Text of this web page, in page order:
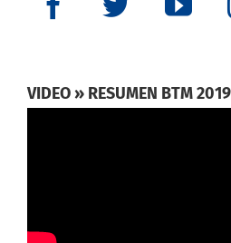
VIDEO » RESUMEN BTM 2019